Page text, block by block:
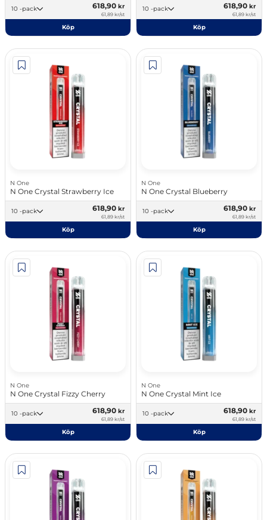
10 -pack 618,90 kr
61,89 kr/st
Köp
10 -pack 618,90 kr
61,89 kr/st
Köp
N One
N One Crystal Strawberry Ice
10 -pack 618,90 kr
61,89 kr/st
Köp
N One
N One Crystal Blueberry
10 -pack 618,90 kr
61,89 kr/st
Köp
N One
N One Crystal Fizzy Cherry
10 -pack 618,90 kr
61,89 kr/st
Köp
N One
N One Crystal Mint Ice
10 -pack 618,90 kr
61,89 kr/st
Köp